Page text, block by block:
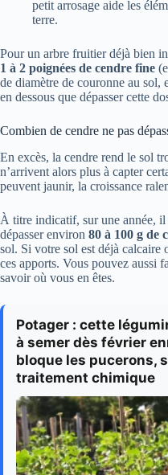
petit arrosage aide les
terre.
Pour un arbre fruitier déjà bien
1 à 2 poignées de cendre fine
de diamètre de couronne au sol,
en dessous que dépasser cette
Combien de cendre ne pas
En excès, la cendre rend le sol
n’arrivent alors plus à capter
peuvent jaunir, la croissance
À titre indicatif, sur une année, il
dépasser environ 80 à 100 g de
sol. Si votre sol est déjà calcaire
ces apports. Vous pouvez aussi
savoir où vous en êtes.
Potager : cette
à semer dès février
bloque les pucerons,
traitement chimique